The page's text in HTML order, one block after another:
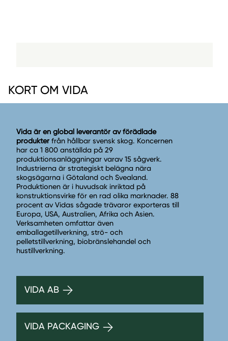
KORT OM VIDA
Vida är en global leverantör av förädlade
produkter från hållbar svensk skog. Koncernen
har ca 1 800 anställda på 29
produktionsanläggningar varav 15 sågverk.
Industrierna är strategiskt belägna nära
skogsägarna i Götaland och Svealand.
Produktionen är i huvudsak inriktad på
konstruktionsvirke för en rad olika marknader. 88
procent av Vidas sågade trävaror exporteras till
Europa, USA, Australien, Afrika och Asien.
Verksamheten omfattar även
emballagetillverkning, strö- och
pelletstillverkning, biobränslehandel och
hustillverkning.
VIDA AB
VIDA PACKAGING